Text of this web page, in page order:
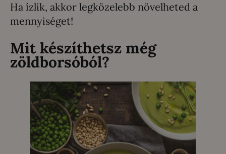
Ha ízlik, akkor legközelebb növelheted a
mennyiséget!
Mit készíthetsz még
zöldborsóból?